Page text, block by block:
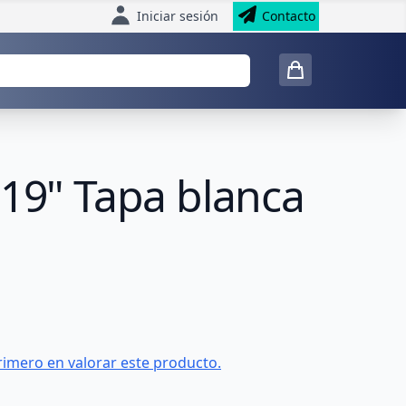
Iniciar sesión Contacto
Tapa blanca
en valorar este producto.